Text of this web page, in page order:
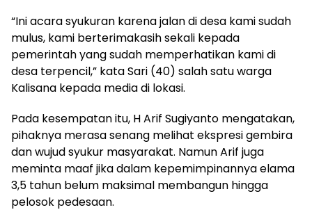
“Ini acara syukuran karena jalan di desa kami sudah
mulus, kami berterimakasih sekali kepada
pemerintah yang sudah memperhatikan kami di
desa terpencil,” kata Sari (40) salah satu warga
Kalisana kepada media di lokasi.
Pada kesempatan itu, H Arif Sugiyanto mengatakan,
pihaknya merasa senang melihat ekspresi gembira
dan wujud syukur masyarakat. Namun Arif juga
meminta maaf jika dalam kepemimpinannya elama
3,5 tahun belum maksimal membangun hingga
pelosok pedesaan.